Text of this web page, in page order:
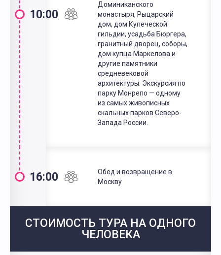
10:00
Доминиканского
монастыря, Рыцарский
дом, дом Купеческой
гильдии, усадьба Бюргера,
гранитный дворец, соборы,
дом купца Маркелова и
другие памятники
средневековой
архитектуры. Экскурсия по
парку Монрепо — одному
из самых живописных
скальных парков Северо-
Запада России.
16:00
Обед и возвращение в
Москву
СТОИМОСТЬ ТУРА НА ОДНОГО
ЧЕЛОВЕКА